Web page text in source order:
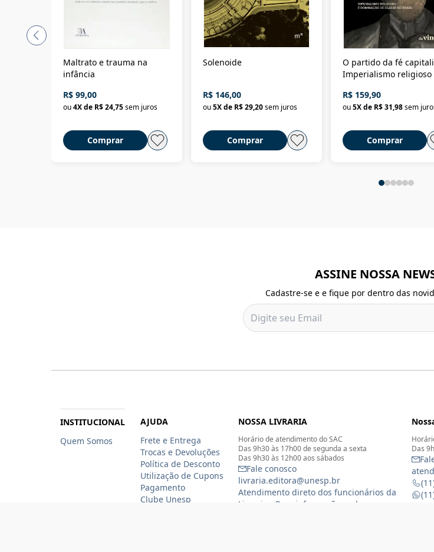
Maltrato e trauma na
infância
R$ 99,00
ou4X de R$ 24,75sem juros
Comprar
Solenoide
R$ 146,00
ou5X de R$ 29,20sem juros
Comprar
O partido da fé
Imperialismo religioso
Brasil
R$ 159,90
ou5X de R$ 31,98sem
Comprar
ASSINE NOSSA
Cadastre-se e e fique por dentro das
INSTITUCIONAL
Quem Somos
AJUDA
Frete e Entrega
Trocas e Devoluções
Política de Desconto
Utilização de Cupons
Pagamento
Clube Unesp
NOSSA LIVRARIA
Horário de atendimento do SAC
Das 9h30 às 17h00 de segunda a sexta
Das 9h30 às 12h00 aos sábados
Fale conosco
livraria.editora@unesp.br
Atendimento direto dos funcionários da
Livraria - Para informações sobre o
Das